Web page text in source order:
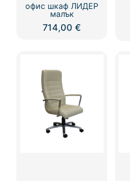
офис шкаф ЛИДЕР
малък
714,00€